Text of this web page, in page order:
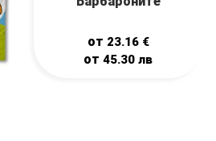
от 23.16 €
от45.30лв